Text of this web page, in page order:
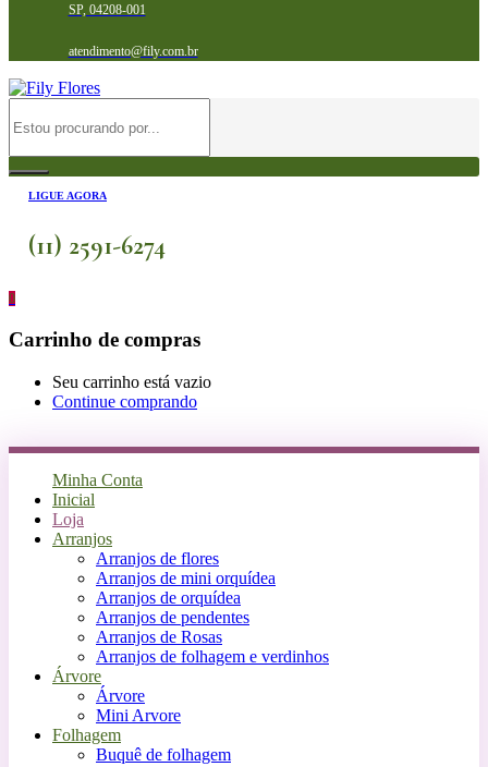
SP, 04208-001
atendimento@fily.com.br
LIGUE AGORA
(11) 2591-6274
0
Carrinho de compras
Seu carrinho está vazio
Continue comprando
Minha Conta
Inicial
Loja
Arranjos
Arranjos de flores
Arranjos de mini orquídea
Arranjos de orquídea
Arranjos de pendentes
Arranjos de Rosas
Arranjos de folhagem e verdinhos
Árvore
Árvore
Mini Arvore
Folhagem
Buquê de folhagem